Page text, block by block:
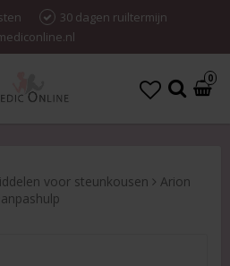
30 dagen ruiltermijn
0
voor steunkousen
Arion